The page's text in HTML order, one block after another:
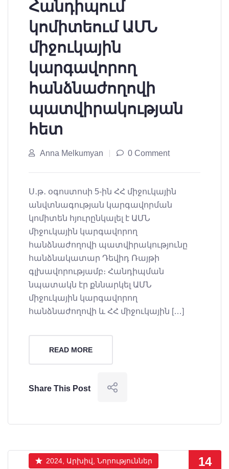
Հանդիպում
կոմիտեում ԱՄՆ
միջուկային
կարգավորող
հանձնաժողովի
պատվիրակության
հետ
Anna Melkumyan 0 Comment
Ս․թ․ օգոստոսի 5-ին ՀՀ միջուկային
անվտնագության կարգավորման
կոմիտեն հյուրընկալել է ԱՄՆ
միջուկային կարգավորող
հանձնաժողովի պատվիրակությունը
հանձնակատար Դեվիդ Ռայթի
գլխավորությամբ։ Հանդիպման
նպատակն էր քննարկել ԱՄՆ
միջուկային կարգավորող
հանձնաժողովի և ՀՀ միջուկային […]
READ MORE
Share This Post
14
2024, Արխիվ, Նորություններ